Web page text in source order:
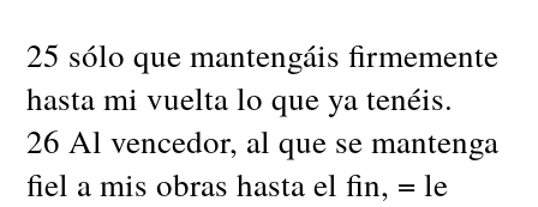
25 sólo que mantengáis firmemente
hasta mi vuelta lo que ya tenéis.
26 Al vencedor, al que se mantenga
fiel a mis obras hasta el fin, = le